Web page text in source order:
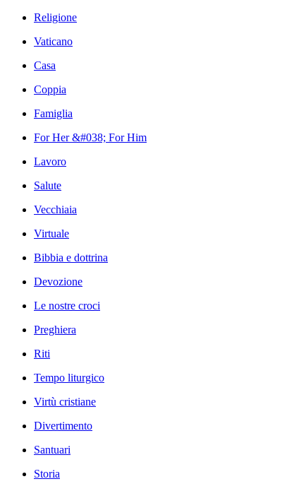
Religione
Vaticano
Casa
Coppia
Famiglia
For Her &#038; For Him
Lavoro
Salute
Vecchiaia
Virtuale
Bibbia e dottrina
Devozione
Le nostre croci
Preghiera
Riti
Tempo liturgico
Virtù cristiane
Divertimento
Santuari
Storia